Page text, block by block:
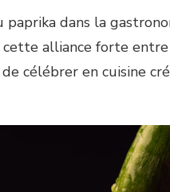
paprika dans la
cette alliance forte
célébrer en cuisine